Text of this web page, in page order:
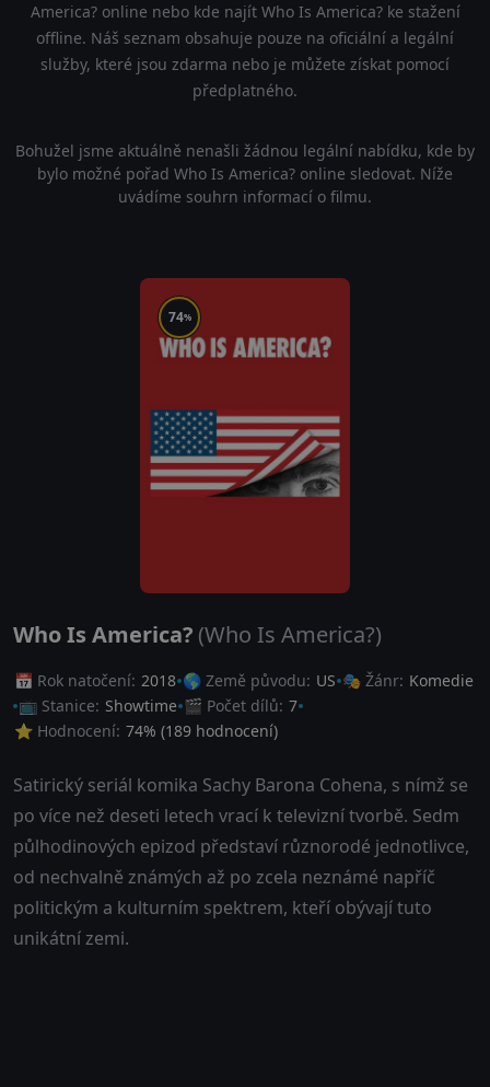
America? online nebo kde najít Who Is America? ke stažení
offline. Náš seznam obsahuje pouze na oficiální a legální
služby, které jsou zdarma nebo je můžete získat pomocí
předplatného.
Bohužel jsme aktuálně nenašli žádnou legální nabídku, kde by
bylo možné pořad Who Is America? online sledovat. Níže
uvádíme souhrn informací o filmu.
74%
Who Is America? (Who Is America?)
📅 Rok natočení: 2018 🌎 Země původu: US 🎭 Žánr: Komedie
📺 Stanice: Showtime 🎬 Počet dílů: 7
⭐ Hodnocení: 74% (189 hodnocení)
Satirický seriál komika Sachy Barona Cohena, s nímž se
po více než deseti letech vrací k televizní tvorbě. Sedm
půlhodinových epizod představí různorodé jednotlivce,
od nechvalně známých až po zcela neznámé napříč
politickým a kulturním spektrem, kteří obývají tuto
unikátní zemi.